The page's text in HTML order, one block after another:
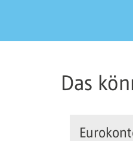
Das